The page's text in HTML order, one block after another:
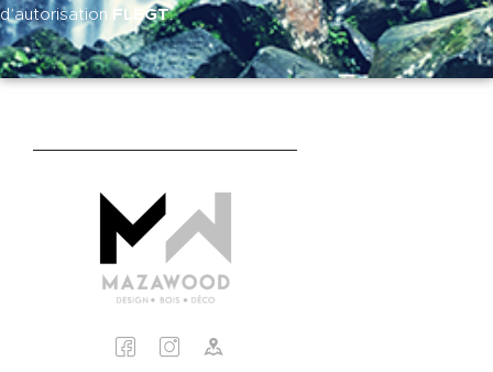
d’autorisation FLEGT.